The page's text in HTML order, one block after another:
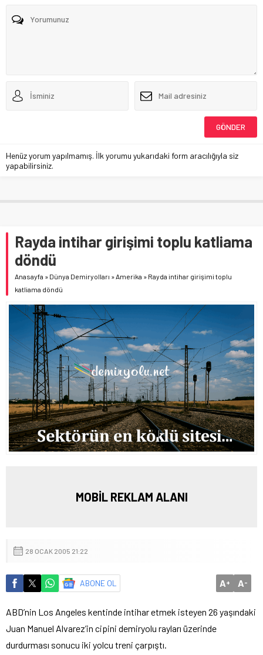
Henüz yorum yapılmamış. İlk yorumu yukarıdaki form aracılığıyla siz
yapabilirsiniz.
Rayda intihar girişimi toplu katliama
döndü
Anasayfa » Dünya Demiryolları » Amerika » Rayda intihar girişimi toplu
katliama döndü
MOBİL REKLAM ALANI
28 OCAK 2005 21:22
ABONE OL A+ A-
ABD’nin Los Angeles kentinde intihar etmek isteyen 26 yaşındaki
Juan Manuel Alvarez’in cipini demiryolu rayları üzerinde
durdurması sonucu iki yolcu treni çarpıştı.